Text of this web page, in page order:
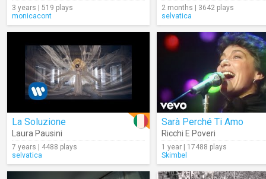
3 years | 519 plays
monicacont
2 months | 3642 plays
selvatica
La Soluzione
Laura Pausini
7 years | 4488 plays
selvatica
Sarà Perché Ti Amo
Ricchi E Poveri
1 year | 17488 plays
Skimbel